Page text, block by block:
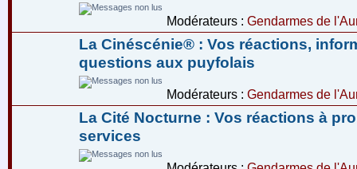
Modérateurs : Gendarmes de
La Cinéscénie® : Vos réactions,
questions aux puyfolais
Modérateurs : Gendarmes de
La Cité Nocturne : Vos réactions à
services